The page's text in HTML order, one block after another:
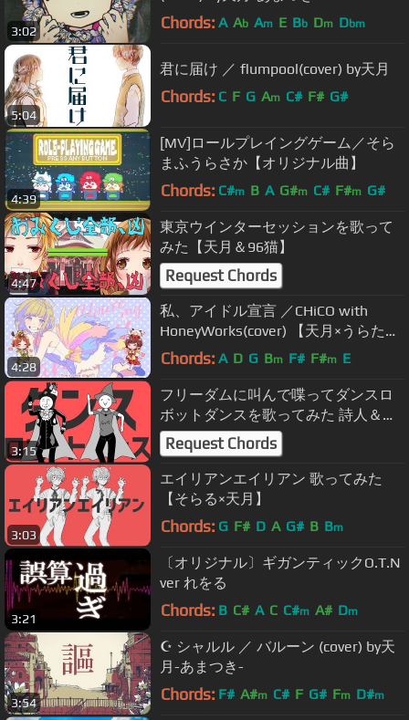
3:02 Chords: A Ab Am E Bb Dm Dbm
5:04
君に届け ／ flumpool(cover) by天月
Chords: C F G Am C# F# G#
4:39
[MV]ロールプレイングゲーム／そら
まふうらさか【オリジナル曲】
Chords: C#m B A G#m C# F#m G#
4:47
東京ウインターセッションを歌って
みた【天月＆96猫】
Request Chords
4:28
私、アイドル宣言 ／CHiCO with
HoneyWorks(cover) 【天月×うらたぬ
き】
Chords: A D G Bm F# F#m E
3:15
フリーダムに叫んで喋ってダンスロ
ボットダンスを歌ってみた 詩人＆＿
＿Request Chords
3:03
エイリアンエイリアン 歌ってみた
【そらる×天月】
Chords: G F# D A G# B Bm
3:21
〔オリジナル〕ギガンティックO.T.N
ver れをる
Chords: B C# A C C#m A# Dm
3:54
☪ シャルル ／ バルーン (cover) by天
月-あまつき-
Chords: F# A#m C# F G# Fm D#m